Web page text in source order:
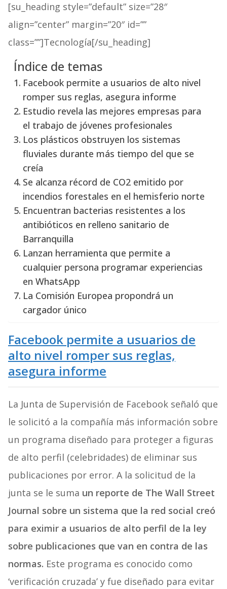
[su_heading style=”default” size=”28″
align=”center” margin=”20″ id=””
class=””]Tecnología[/su_heading]
Índice de temas
Facebook permite a usuarios de alto nivel
romper sus reglas, asegura informe
Estudio revela las mejores empresas para
el trabajo de jóvenes profesionales
Los plásticos obstruyen los sistemas
fluviales durante más tiempo del que se
creía
Se alcanza récord de CO2 emitido por
incendios forestales en el hemisferio norte
Encuentran bacterias resistentes a los
antibióticos en relleno sanitario de
Barranquilla
Lanzan herramienta que permite a
cualquier persona programar experiencias
en WhatsApp
La Comisión Europea propondrá un
cargador único
Facebook permite a usuarios de
alto nivel romper sus reglas,
asegura informe
La Junta de Supervisión de Facebook señaló que
le solicitó a la compañía más información sobre
un programa diseñado para proteger a figuras
de alto perfil (celebridades) de eliminar sus
publicaciones por error. A la solicitud de la
junta se le suma un reporte de The Wall Street
Journal sobre un sistema que la red social creó
para eximir a usuarios de alto perfil de la ley
sobre publicaciones que van en contra de las
normas. Este programa es conocido como
‘verificación cruzada’ y fue diseñado para evitar